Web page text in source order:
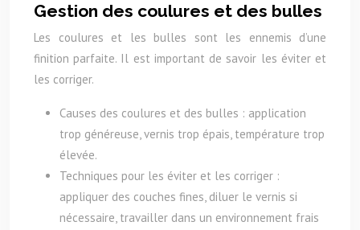
Gestion des coulures et des bulles
Les coulures et les bulles sont les ennemis d’une
finition parfaite. Il est important de savoir les éviter et
les corriger.
Causes des coulures et des bulles : application
trop généreuse, vernis trop épais, température trop
élevée.
Techniques pour les éviter et les corriger :
appliquer des couches fines, diluer le vernis si
nécessaire, travailler dans un environnement frais